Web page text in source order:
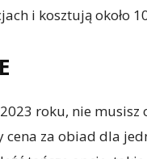
i kosztują około
roku, nie
za obiad dla